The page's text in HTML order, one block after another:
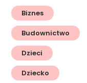
Biznes
Budownictwo
Dzieci
Dziecko